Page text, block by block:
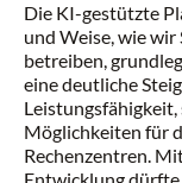
Die KI-gestützte
und Weise, wie
betreiben,
eine deutliche
Möglichkeiten für
Rechenzentren.